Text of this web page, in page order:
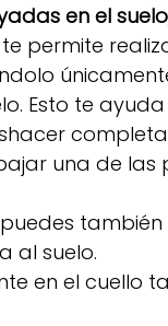
en el
permite
Esto te
una de las
al suelo.
en el cuello